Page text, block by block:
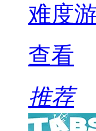
难度
查看
推荐